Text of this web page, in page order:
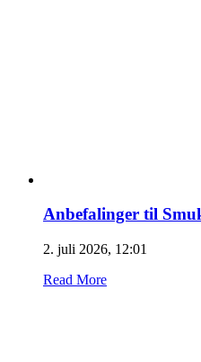
Anbefalinger til
2. juli 2026, 12:01
Read More